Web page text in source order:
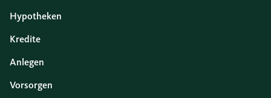
Hypotheken
Kredite
Anlegen
Vorsorgen